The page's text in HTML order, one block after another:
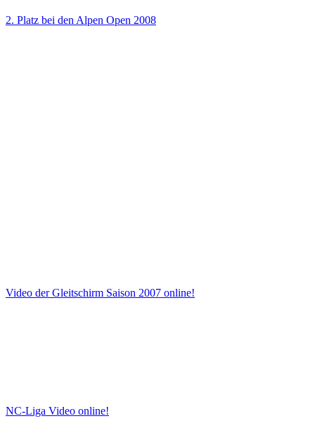
2. Platz bei den Alpen Open 2008
Video der Gleitschirm Saison 2007 online!
NC-Liga Video online!